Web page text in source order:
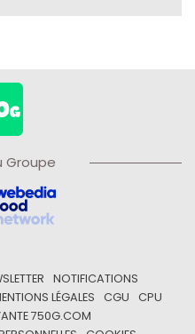
Groupe
NOTIFICATIONS
LÉGALES CGU
CPU
750G.COM